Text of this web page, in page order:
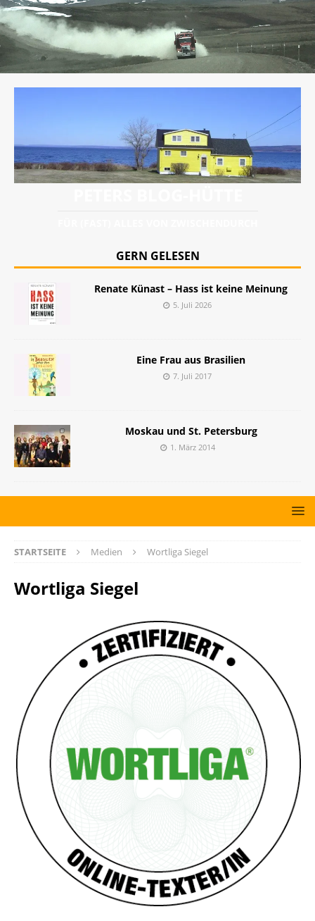
GERN GELESEN
Renate Künast – Hass ist keine Meinung
5. Juli 2026
Eine Frau aus Brasilien
7. Juli 2017
Moskau und St. Petersburg
1. März 2014
STARTSEITE Medien Wortliga Siegel
Wortliga Siegel